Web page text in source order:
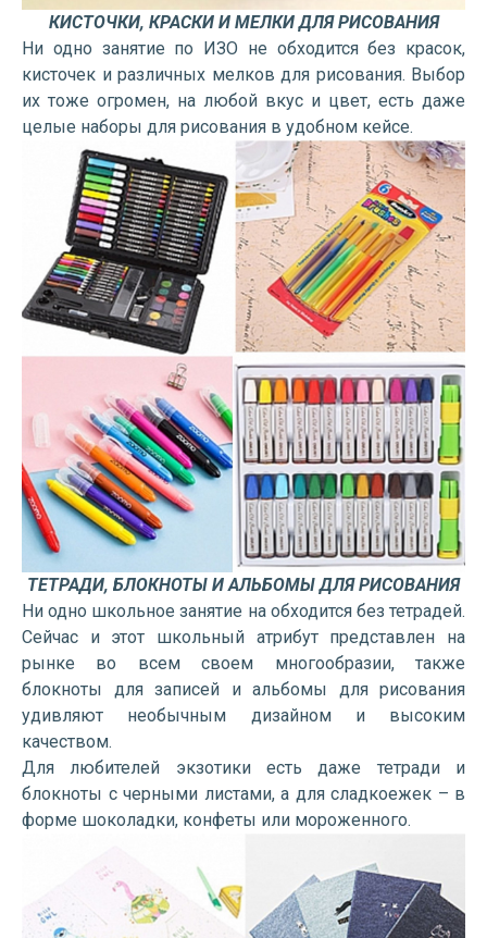
КИСТОЧКИ, КРАСКИ И МЕЛКИ ДЛЯ РИСОВАНИЯ
Ни одно занятие по ИЗО не обходится без красок,
кисточек и различных мелков для рисования. Выбор
их тоже огромен, на любой вкус и цвет, есть даже
целые наборы для рисования в удобном кейсе.
ТЕТРАДИ, БЛОКНОТЫ И АЛЬБОМЫ ДЛЯ РИСОВАНИЯ
Ни одно школьное занятие на обходится без тетрадей.
Сейчас и этот школьный атрибут представлен на
рынке во всем своем многообразии, также
блокноты для записей и альбомы для рисования
удивляют необычным дизайном и высоким
качеством.
Для любителей экзотики есть даже тетради и
блокноты с черными листами, а для сладкоежек – в
форме шоколадки, конфеты или мороженного.